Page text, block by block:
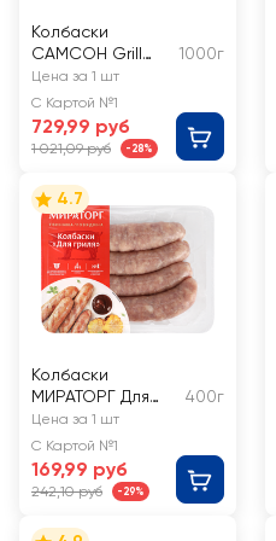
Колбаски
САМСОН Grill
box 4х4: мергез,
чоризо,
сальчичча,
свиные с
травами и
специями
1000г
Цена за 1 шт
С Картой №1
729,99 руб
1 021,09 руб -28%
4.7
Колбаски
МИРАТОРГ Для
гриля
400г
Цена за 1 шт
С Картой №1
169,99 руб
242,10 руб -29%